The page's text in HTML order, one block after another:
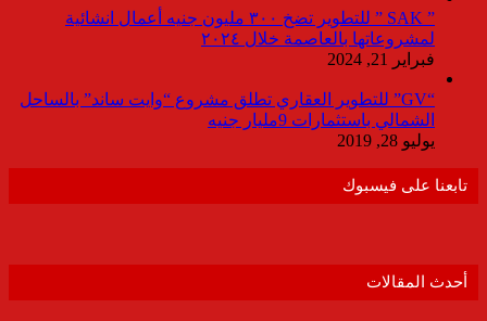
” SAK ” للتطوير تضخ ٣٠٠ مليون جنيه أعمال انشائية
لمشروعاتها بالعاصمة خلال ٢٠٢٤
فبراير 21, 2024
“GV” للتطوير العقاري تطلق مشروع “وايت ساند” بالساحل
الشمالي باستثمارات 9مليار جنيه
يوليو 28, 2019
تابعنا على فيسبوك
أحدث المقالات